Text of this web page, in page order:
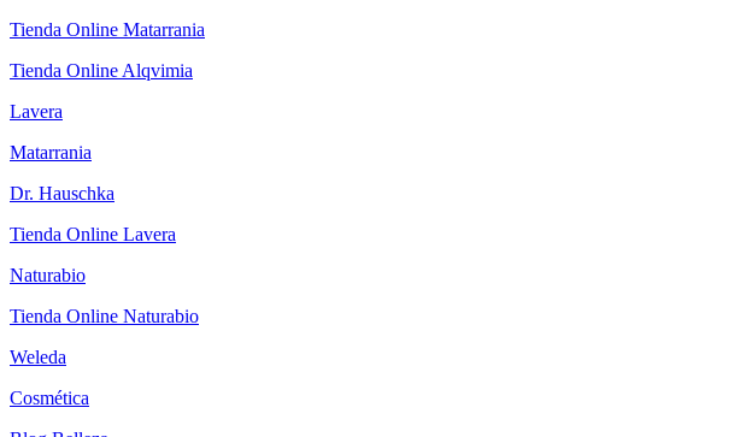
Tienda Online Matarrania
Tienda Online Alqvimia
Lavera
Matarrania
Dr. Hauschka
Tienda Online Lavera
Naturabio
Tienda Online Naturabio
Weleda
Cosmética